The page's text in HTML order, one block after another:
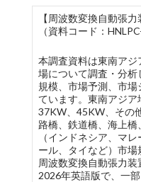
【周波数変換自動張
（資料コード：
本調査資料は東南ア
場について調査・分
規模、市場予測、市
ています。東南アジア
37KW、45KW、その
路橋、鉄道橋、海上
（インドネシア、マ
ール、タイなど）市場
周波数変換自動張力
2026年英語版で、一